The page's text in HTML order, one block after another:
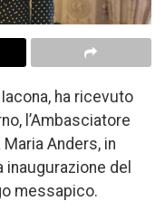
ha ricevuto
l’Ambasciatore
Anders, in
del
messapico.